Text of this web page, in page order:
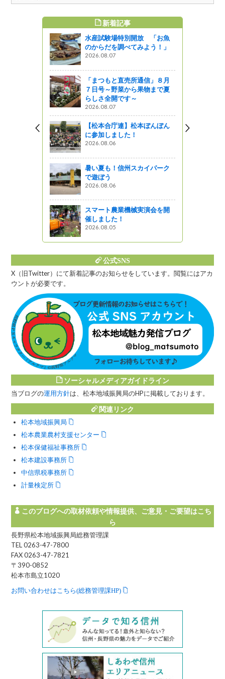
新着記事
水産試験場特別開放 「お魚
のからだを調べてみよう！」
2026.08.07
「まつもと直売所通信」８月
７日号～野菜から果物まで夏
らしさ全開です～
2026.08.07
【松本合庁連】松本ぼんぼん
に参加しました！
2026.08.06
暑い夏も！信州スカイパーク
で遊ぼう
2026.08.06
スマート農業機械実演会を開
催しました！
2026.08.05
公式SNS
X（旧Twitter）にて新着記事のお知らせをしています。閲覧にはアカ
ウントが必要です。
ソーシャルメディアガイドライン
当ブログの運用方針は、松本地域振興局のHPに掲載しております。
関連リンク
松本地域振興局
松本農業農村支援センター
松本保健福祉事務所
松本建設事務所
中信県税事務所
計量検定所
このブログへの取材依頼や情報提供、ご意見・ご要望はこち
ら
長野県松本地域振興局総務管理課
TEL 0263-47-7800
FAX 0263-47-7821
〒390-0852
松本市島立1020
お問い合わせはこちら(総務管理課HP)